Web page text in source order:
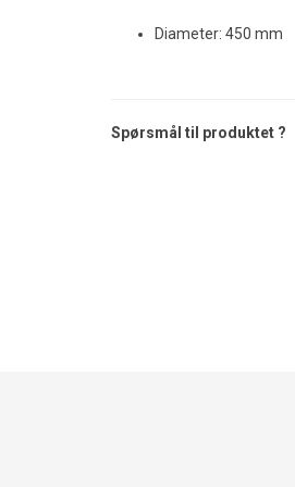
Diameter: 450 mm
Spørsmål til produktet ?